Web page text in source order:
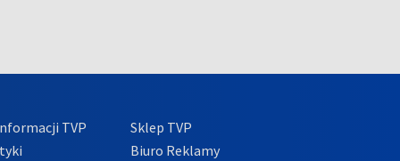
TVP
Sklep TVP
Biuro Reklamy